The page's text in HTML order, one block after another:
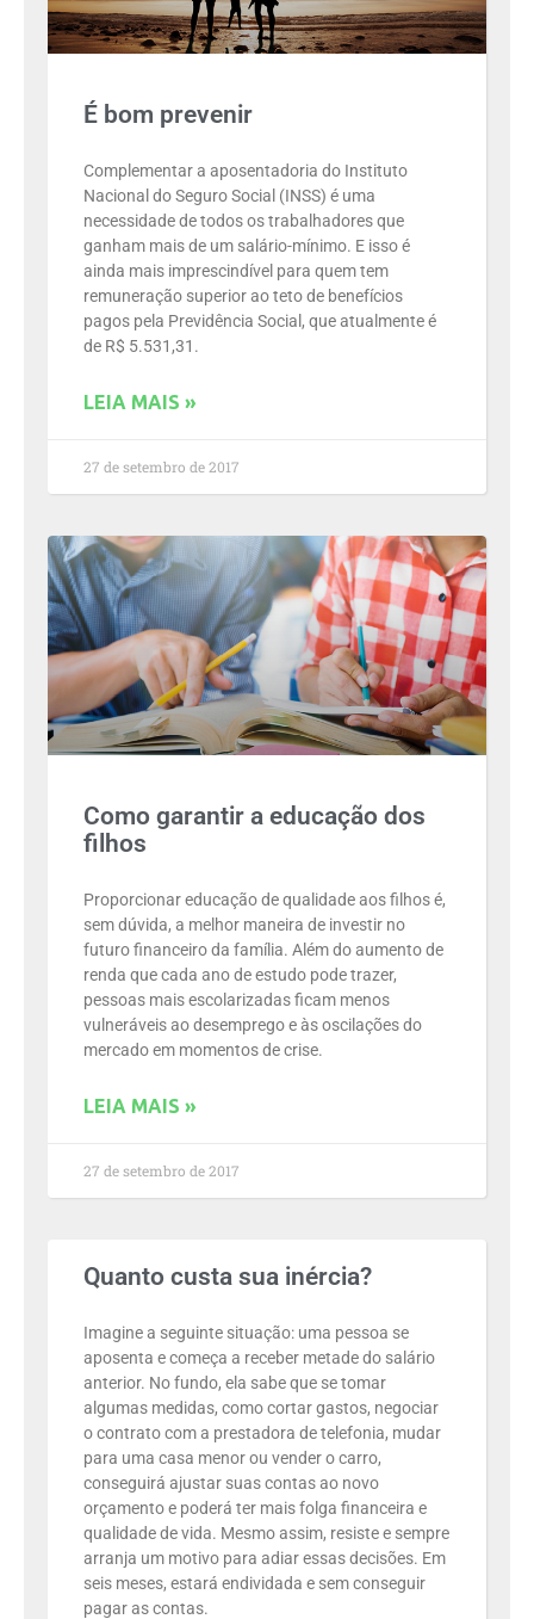
É bom prevenir
Complementar a aposentadoria do Instituto
Nacional do Seguro Social (INSS) é uma
necessidade de todos os trabalhadores que
ganham mais de um salário-mínimo. E isso é
ainda mais imprescindível para quem tem
remuneração superior ao teto de benefícios
pagos pela Previdência Social, que atualmente é
de R$ 5.531,31.
LEIA MAIS »
27 de setembro de 2017
Como garantir a educação dos
filhos
Proporcionar educação de qualidade aos filhos é,
sem dúvida, a melhor maneira de investir no
futuro financeiro da família. Além do aumento de
renda que cada ano de estudo pode trazer,
pessoas mais escolarizadas ficam menos
vulneráveis ao desemprego e às oscilações do
mercado em momentos de crise.
LEIA MAIS »
27 de setembro de 2017
Quanto custa sua inércia?
Imagine a seguinte situação: uma pessoa se
aposenta e começa a receber metade do salário
anterior. No fundo, ela sabe que se tomar
algumas medidas, como cortar gastos, negociar
o contrato com a prestadora de telefonia, mudar
para uma casa menor ou vender o carro,
conseguirá ajustar suas contas ao novo
orçamento e poderá ter mais folga financeira e
qualidade de vida. Mesmo assim, resiste e sempre
arranja um motivo para adiar essas decisões. Em
seis meses, estará endividada e sem conseguir
pagar as contas.